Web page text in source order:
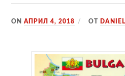
ONАПРИЛ 4, 2018 ОТ